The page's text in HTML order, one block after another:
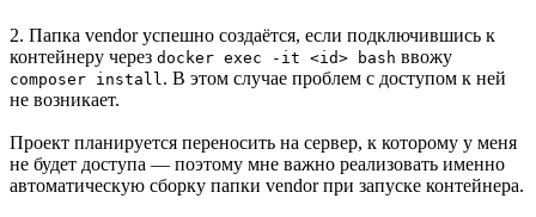
2. Папка vendor успешно создаётся, если подключившись к
контейнеру через docker exec -it <id> bash ввожу
composer install. В этом случае проблем с доступом к ней
не возникает.
Проект планируется переносить на сервер, к которому у меня
не будет доступа — поэтому мне важно реализовать именно
автоматическую сборку папки vendor при запуске контейнера.